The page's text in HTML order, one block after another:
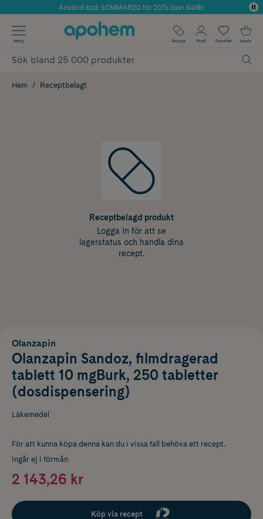
Årets Butik 2025 inom Skönhet
Använd kod: SOMMAR20 för 20% över 649kr
✓ Fri frakt
✓ Poäng på alla köp*
Meny Recept Profil Favoriter Kassa
Hem Receptbelagt
Receptbelagd produkt
Logga in för att se
lagerstatus och handla dina
recept.
Olanzapin
Olanzapin Sandoz, filmdragerad
tablett 10 mgBurk, 250 tabletter
(dosdispensering)
Läkemedel
För att kunna köpa denna kan du i vissa fall behöva ett recept.
Ingår ej i förmån
2 143,26 kr
Köp via recept